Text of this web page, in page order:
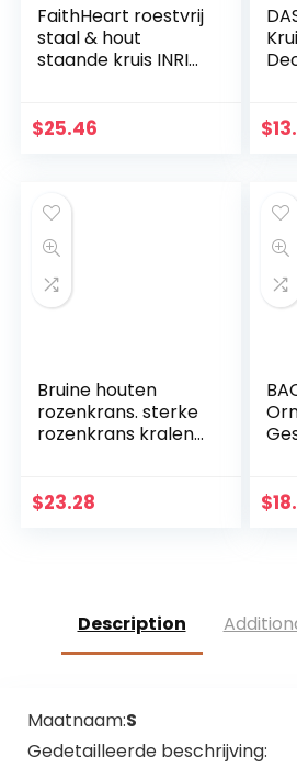
FaithHeart roestvrij
staal & hout
staande kruis INRI
Home Decoratie
$25.46 $
Bruine houten
rozenkrans. sterke
rozenkrans kralen
$23.28 $
Description
Maatnaam:S
Gedetailleerde beschrijving: